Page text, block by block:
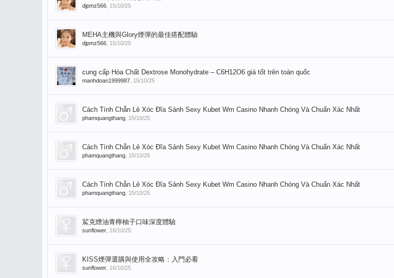
djpmz566 15/10/25
MEHA主機與Glory煙彈的最佳搭配體驗
djpmz566 15/10/25
cung cấp Hóa Chất Dextrose Monohydrate – C6H12O6 giá tốt trên toàn quốc
manhdoan1999987 15/10/25
Cách Tính Chẵn Lẻ Xóc Đĩa Sảnh Sexy Kubet Wm Casino Nhanh Chóng Và Chuẩn Xác Nhất
phamquangthang 15/10/25
Cách Tính Chẵn Lẻ Xóc Đĩa Sảnh Sexy Kubet Wm Casino Nhanh Chóng Và Chuẩn Xác Nhất
phamquangthang 15/10/25
Cách Tính Chẵn Lẻ Xóc Đĩa Sảnh Sexy Kubet Wm Casino Nhanh Chóng Và Chuẩn Xác Nhất
phamquangthang 15/10/25
鯊克煙油青檸柚子口味深度體驗
sunflower 16/10/25
KISS煙彈選購與使用全攻略：入門必看
sunflower 16/10/25